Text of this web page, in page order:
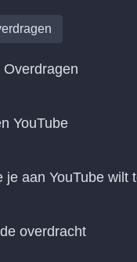
YouTube
aan YouTube wilt
overdracht